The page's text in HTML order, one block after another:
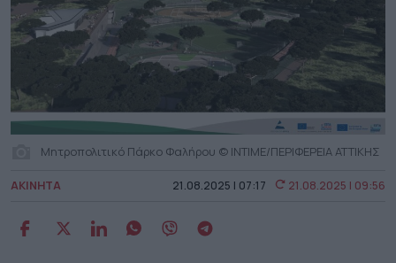
Μητροπολιτικό Πάρκο Φαλήρου © INTIME/ΠΕΡΙΦΕΡΕΙΑ ΑΤΤΙΚΗΣ
ΑΚΙΝΗΤΑ 21.08.2025 | 07:17 21.08.2025 | 09:56